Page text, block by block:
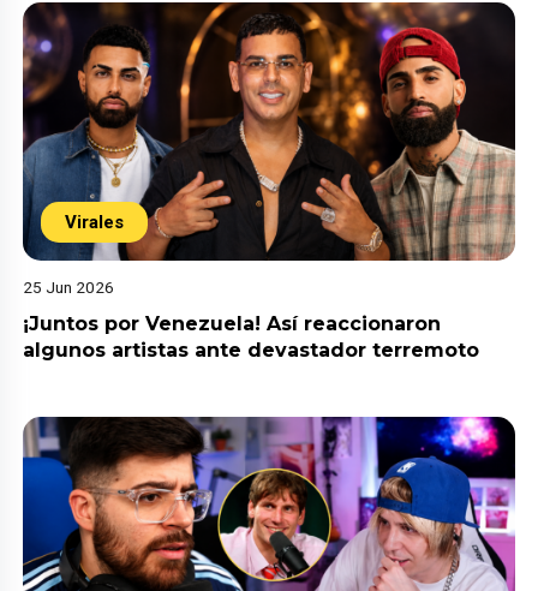
Virales
25 Jun 2026
¡Juntos por Venezuela! Así reaccionaron
algunos artistas ante devastador terremoto